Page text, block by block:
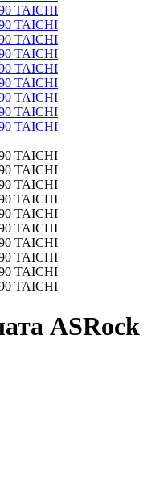
ASRock